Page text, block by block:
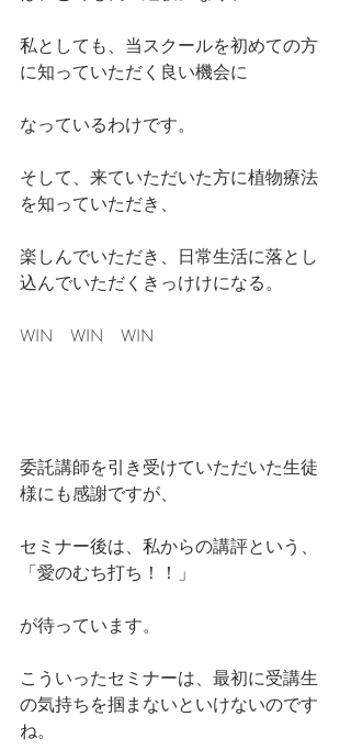
私としても、当スクールを初めての方
に知っていただく良い機会に
なっているわけです。
そして、来ていただいた方に植物療法
を知っていただき、
楽しんでいただき、日常生活に落とし
込んでいただくきっけけになる。
WIN　WIN　WIN
委託講師を引き受けていただいた生徒
様にも感謝ですが、
セミナー後は、私からの講評という、
「愛のむち打ち！！」
が待っています。
こういったセミナーは、最初に受講生
の気持ちを掴まないといけないのです
ね。